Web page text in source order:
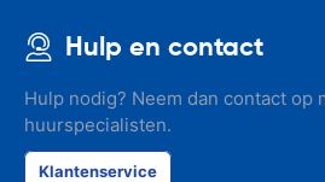
Hulp en contact
Hulp nodig? Neem dan contact op
huurspecialisten.
Klantenservice